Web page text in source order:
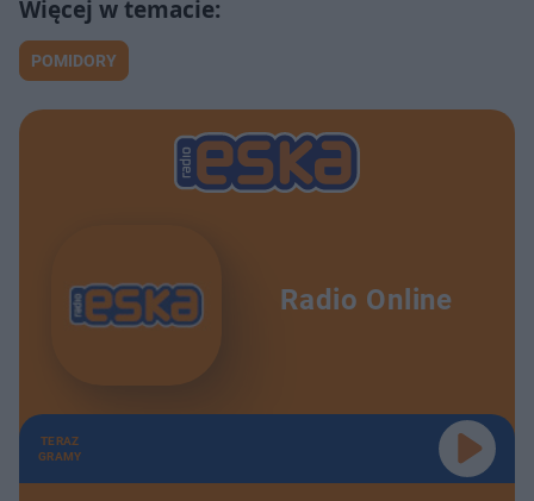
POMIDORY
Radio Online
TERAZ
GRAMY